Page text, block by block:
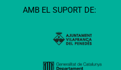
AMB EL SUPORT DE: